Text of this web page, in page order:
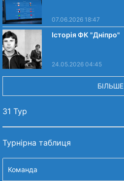
07.06.2026 18:47
Історія ФК "Дніпро"
24.05.2026 04:45
БІЛЬШЕ
31 Тур
Турнірна таблиця
Команда